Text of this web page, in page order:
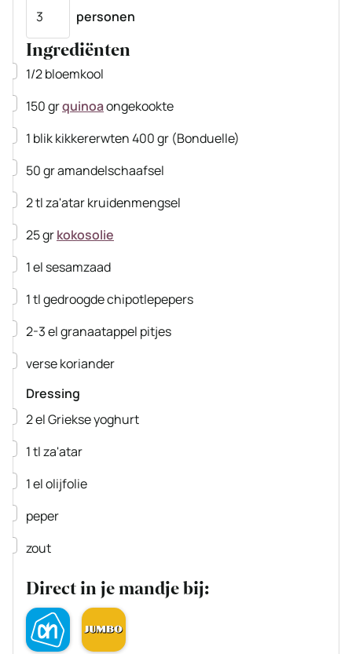
personen
Ingrediënten
▢
1/2bloemkool
▢
150grquinoaongekookte
▢
1 blikkikkererwten400 gr (Bonduelle)
▢
50gramandelschaafsel
▢
2tlza'atar kruidenmengsel
▢
25grkokosolie
▢
1el sesamzaad
▢
1tlgedroogde chipotlepepers
▢
2-3elgranaatappel pitjes
▢
verse koriander
Dressing
▢
2elGriekse yoghurt
▢
1tlza'atar
▢
1elolijfolie
▢
peper
▢
zout
Direct in je mandje bij: